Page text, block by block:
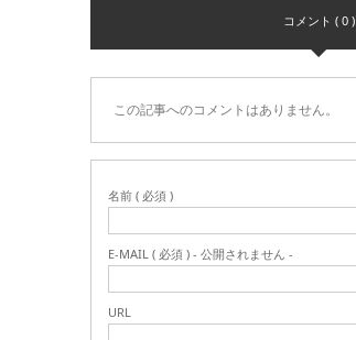
コメント ( 0 )
この記事へのコメントはありません。
名前 ( 必須 )
E-MAIL ( 必須 ) - 公開されません -
URL